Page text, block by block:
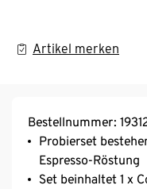
Artikel merken
Bestellnummer:
Probierset
Espresso-Röstung
Set beinhaltet 1 x